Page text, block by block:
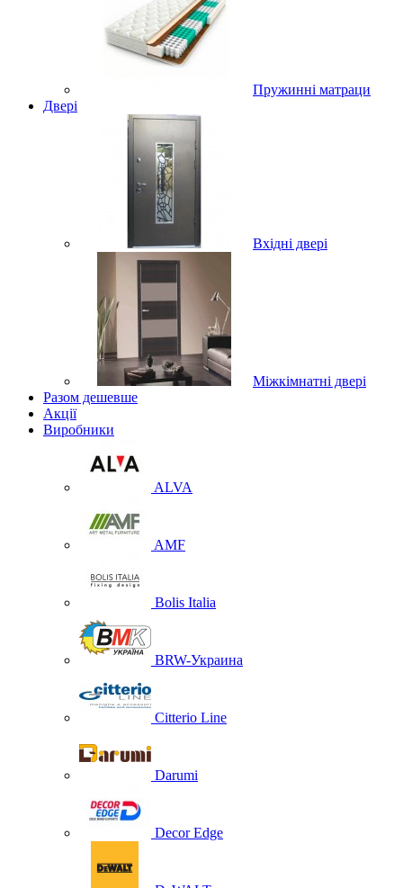
Пружинні матраци
Двері
Вхідні двері
Міжкімнатні двері
Разом дешевше
Акції
Виробники
ALVA
AMF
Bolis Italia
BRW-Украина
Citterio Line
Darumi
Decor Edge